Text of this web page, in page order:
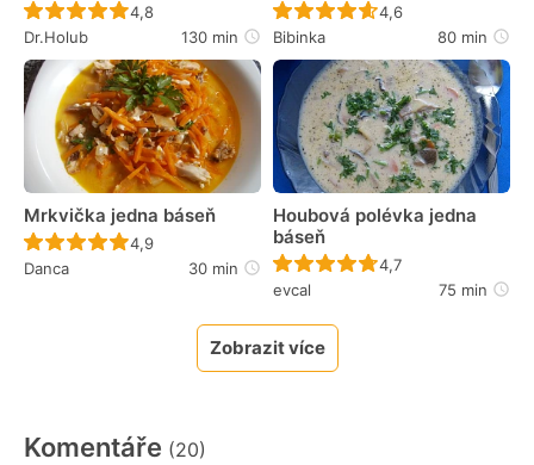
Recept ještě nebyl hodnocen
4,8
Dr.Holub
130 min
Recept ještě nebyl
4,6
Bibinka
80 min
Mrkvička jedna báseň
Recept ještě nebyl hodnocen
4,9
Danca
30 min
Houbová polévka jedna
báseň
Recept ještě nebyl
4,7
evcal
75 min
Zobrazit více
Komentáře (20)